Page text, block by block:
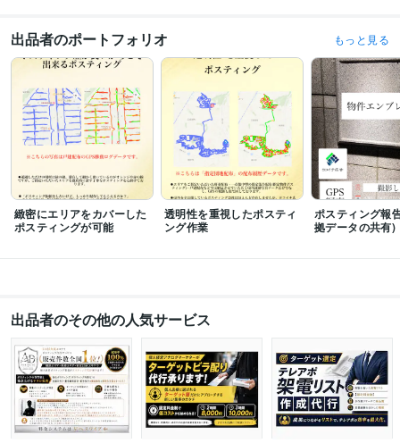
出品者のポートフォリオ もっと見る
緻密にエリアをカバーした
ポスティングが可能
透明性を重視したポスティ
ング作業
ポスティング報
拠データの共有)
出品者のその他の人気サービス